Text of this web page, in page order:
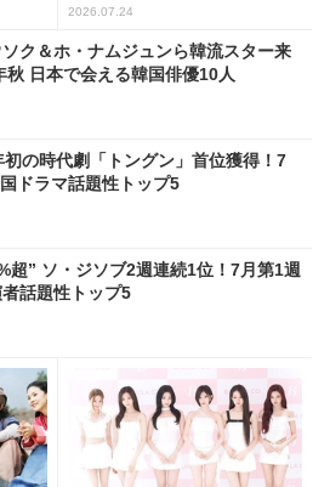
2026.07.24
ク＆ホ・ナムジュンら韓流スター来
秋 日本で会える韓国俳優10人
の時代劇「トングン」首位獲得！7
ドラマ話題性トップ5
超” ソ・ジソブ2週連続1位！7月第1週
話題性トップ5